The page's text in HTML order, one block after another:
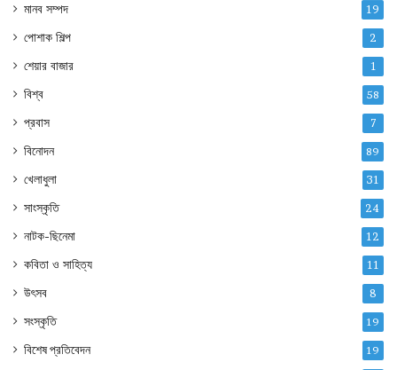
মানব সম্পদ 19
পোশাক শিল্প 2
শেয়ার বাজার 1
বিশ্ব 58
প্রবাস 7
বিনোদন 89
খেলাধুলা 31
সাংস্কৃতি 24
নাটক-ছিনেমা 12
কবিতা ও সাহিত্য 11
উৎসব 8
সংস্কৃতি 19
বিশেষ প্রতিবেদন 19